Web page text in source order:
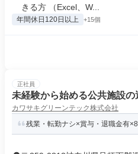
きる方 （Excel、W...
年間休日120日以上 +15個
正社員
未経験から始める公共施設
カワサキグリーンテック株式会社
残業・転勤ナシ×賞与・退職金有